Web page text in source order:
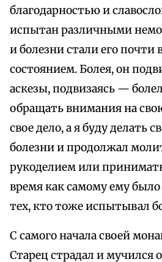
благодарностью и
испытан различными
и болезни стали его почти
состоянием. Болея, он
аскезы, подвизаясь —
обращать внимания на
свое дело, а я буду делать
болезни и продолжал
рукоделием или
время как самому ему
тех, кто тоже испытывал
С самого начала своей
Старец страдал и мучился